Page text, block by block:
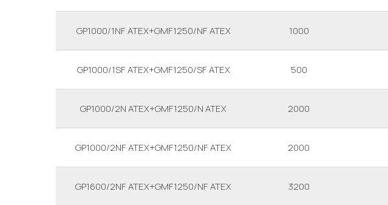
GP1000/1NF ATEX+GMF1250/NF ATEX 1000
GP1000/1SF ATEX+GMF1250/SF ATEX 500
GP1000/2N ATEX+GMF1250/N ATEX 2000
GP1000/2NF ATEX+GMF1250/NF ATEX 2000
GP1600/2NF ATEX+GMF1250/NF ATEX 3200